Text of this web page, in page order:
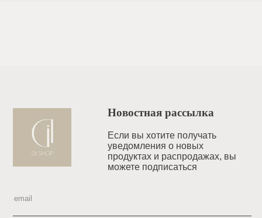
Новостная рассылка
Если вы хотите получать
уведомления o новых
продуктах и распродажах, вы
можете подписаться